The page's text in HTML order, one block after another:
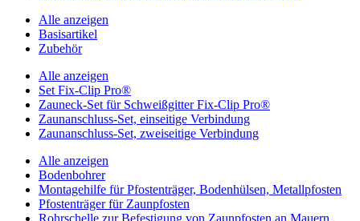
Alle anzeigen
Basisartikel
Zubehör
Alle anzeigen
Set Fix-Clip Pro®
Zauneck-Set für Schweißgitter Fix-Clip Pro®
Zaunanschluss-Set, einseitige Verbindung
Zaunanschluss-Set, zweiseitige Verbindung
Alle anzeigen
Bodenbohrer
Montagehilfe für Pfostenträger, Bodenhülsen, Metallpfosten
Pfostenträger für Zaunpfosten
Rohrschelle zur Befestigung von Zaunpfosten an Mauern